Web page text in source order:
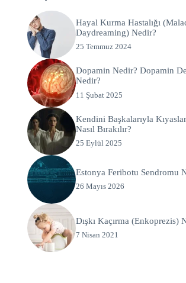
Hayal Kurma Hastalığı
Daydreaming) Nedir?
25 Temmuz 2024
Dopamin Nedir? Dopamin
Nedir?
11 Şubat 2025
Kendini Başkalarıyla
Nasıl Bırakılır?
25 Eylül 2025
Estonya Feribotu Sendromu
26 Mayıs 2026
Dışkı Kaçırma (Enkoprezis)
7 Nisan 2021